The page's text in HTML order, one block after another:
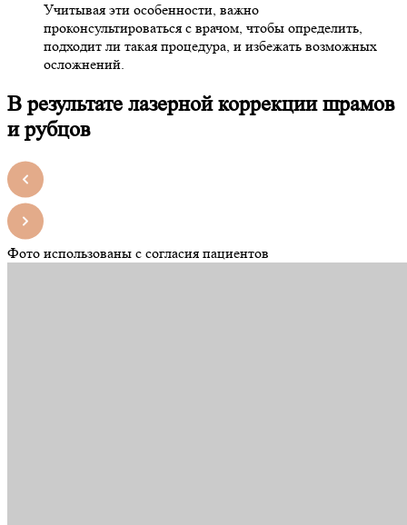
Учитывая эти особенности, важно
проконсультироваться с врачом, чтобы определить,
подходит ли такая процедура, и избежать возможных
осложнений.
В результате лазерной коррекции шрамов
и рубцов
Фото использованы с согласия пациентов